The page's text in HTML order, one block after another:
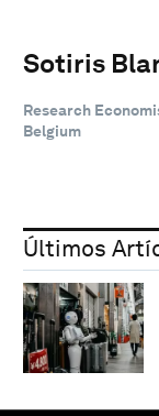
Sotiris
Research
Belgium
Últimos